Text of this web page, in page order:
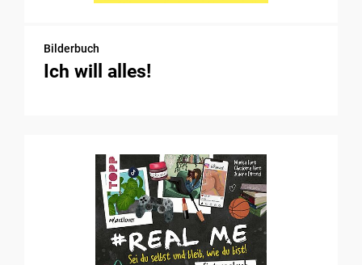
Bilderbuch
Ich will alles!